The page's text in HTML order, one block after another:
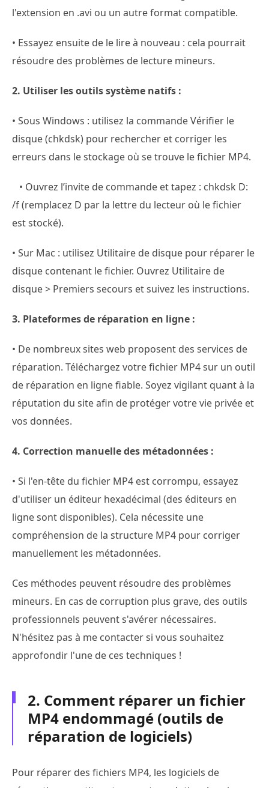
l'extension en .avi ou un autre format compatible.
• Essayez ensuite de le lire à nouveau : cela pourrait
résoudre des problèmes de lecture mineurs.
2. Utiliser les outils système natifs :
• Sous Windows : utilisez la commande Vérifier le
disque (chkdsk) pour rechercher et corriger les
erreurs dans le stockage où se trouve le fichier MP4.
• Ouvrez l’invite de commande et tapez : chkdsk D:
/f (remplacez D par la lettre du lecteur où le fichier
est stocké).
• Sur Mac : utilisez Utilitaire de disque pour réparer le
disque contenant le fichier. Ouvrez Utilitaire de
disque > Premiers secours et suivez les instructions.
3. Plateformes de réparation en ligne :
• De nombreux sites web proposent des services de
réparation. Téléchargez votre fichier MP4 sur un outil
de réparation en ligne fiable. Soyez vigilant quant à la
réputation du site afin de protéger votre vie privée et
vos données.
4. Correction manuelle des métadonnées :
• Si l'en-tête du fichier MP4 est corrompu, essayez
d'utiliser un éditeur hexadécimal (des éditeurs en
ligne sont disponibles). Cela nécessite une
compréhension de la structure MP4 pour corriger
manuellement les métadonnées.
Ces méthodes peuvent résoudre des problèmes
mineurs. En cas de corruption plus grave, des outils
professionnels peuvent s'avérer nécessaires.
N'hésitez pas à me contacter si vous souhaitez
approfondir l'une de ces techniques !
2. Comment réparer un fichier
MP4 endommagé (outils de
réparation de logiciels)
Pour réparer des fichiers MP4, les logiciels de